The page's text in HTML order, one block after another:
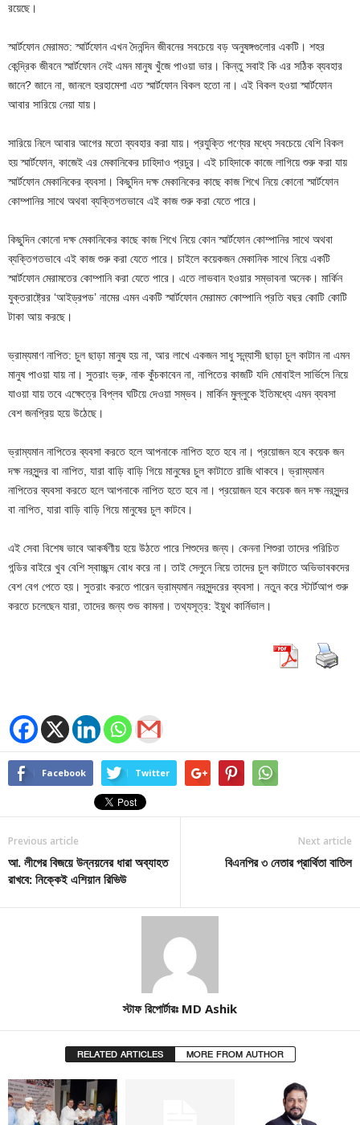
রয়েছে।
স্মার্টফোন মেরামত: স্মার্টফোন এখন দৈনন্দিন জীবনের সবচেয়ে বড় অনুষঙ্গগুলোর একটি। শহর
কেন্দ্রিক জীবনে স্মার্টফোন নেই এমন মানুষ খুঁজে পাওয়া ভার। কিন্তু সবাই কি এর সঠিক ব্যবহার
জানে? জানে না, জানলে হরহামেশা এত স্মার্টফোন বিকল হতো না। এই বিকল হওয়া স্মার্টফোন
আবার সারিয়ে নেয়া যায়।
সারিয়ে নিলে আবার আগের মতো ব্যবহার করা যায়। প্রযুক্তি পণ্যের মধ্যে সবচেয়ে বেশি বিকল
হয় স্মার্টফোন, কাজেই এর মেকানিকের চাহিদাও প্রচুর। এই চাহিদাকে কাজে লাগিয়ে শুরু করা যায়
স্মার্টফোন মেকানিকের ব্যবসা। কিছুদিন দক্ষ মেকানিকের কাছে কাজ শিখে নিয়ে কোনো স্মার্টফোন
কোম্পানির সাথে অথবা ব্যক্তিগতভাবে এই কাজ শুরু করা যেতে পারে।
কিছুদিন কোনো দক্ষ মেকানিকের কাছে কাজ শিখে নিয়ে কোন স্মার্টফোন কোম্পানির সাথে অথবা
ব্যক্তিগতভাবে এই কাজ শুরু করা যেতে পারে। চাইলে কয়েকজন মেকানিক সাথে নিয়ে একটি
স্মার্টফোন মেরামতের কোম্পানি করা যেতে পারে। এতে লাভবান হওয়ার সম্ভাবনা অনেক। মার্কিন
যুক্তরাষ্ট্রের ‘আইড্রপড’ নামের এমন একটি স্মার্টফোন মেরামত কোম্পানি প্রতি বছর কোটি কোটি
টাকা আয় করছে।
ভ্রাম্যমাণ নাপিত: চুল ছাড়া মানুষ হয় না, আর লাখে একজন সাধু সন্ন্যাসী ছাড়া চুল কাটান না এমন
মানুষ পাওয়া যায় না। সুতরাং ভ্রু, নাক কুঁচকাবেন না, নাপিতের কাজটি যদি মোবাইল সার্ভিসে নিয়ে
যাওয়া যায় তবে এক্ষেত্রে বিপ্লব ঘটিয়ে দেওয়া সম্ভব। মার্কিন মুল্লুকে ইতিমধ্যে এমন ব্যবসা
বেশ জনপ্রিয় হয়ে উঠেছে।
ভ্রাম্যমান নাপিতের ব্যবসা করতে হলে আপনাকে নাপিত হতে হবে না। প্রয়োজন হবে কয়েক জন
দক্ষ নরসুন্দর বা নাপিত, যারা বাড়ি বাড়ি গিয়ে মানুষের চুল কাটাতে রাজি থাকবে। ভ্রাম্যমান
নাপিতের ব্যবসা করতে হলে আপনাকে নাপিত হতে হবে না। প্রয়োজন হবে কয়েক জন দক্ষ নরসুন্দর
বা নাপিত, যারা বাড়ি বাড়ি গিয়ে মানুষের চুল কাটবে।
এই সেবা বিশেষ ভাবে আকর্ষণীয় হয়ে উঠতে পারে শিশুদের জন্য। কেননা শিশুরা তাদের পরিচিত
গন্ডির বাইরে খুব বেশি স্বাচ্ছন্দ বোধ করে না। তাই সেলুনে নিয়ে তাদের চুল কাটাতে অভিভাবকদের
বেশ বেগ পেতে হয়। সুতরাং করতে পারেন ভ্রাম্যমান নরসুন্দরের ব্যবসা। নতুন করে স্টার্টআপ শুরু
করতে চলেছেন যারা, তাদের জন্য শুভ কামনা। তথ্যসূত্র: ইয়ুথ কার্নিভাল।
Facebook Twitter
Previous article
আ. লীগের বিজয়ে উন্নয়নের ধারা অব্যাহত
রাখবে: নিক্কেই এশিয়ান রিভিউ
Next article
বিএনপির ৩ নেতার প্রার্থিতা বাতিল
স্টাফ রিপোর্টারঃ MD Ashik
RELATED ARTICLES MORE FROM AUTHOR